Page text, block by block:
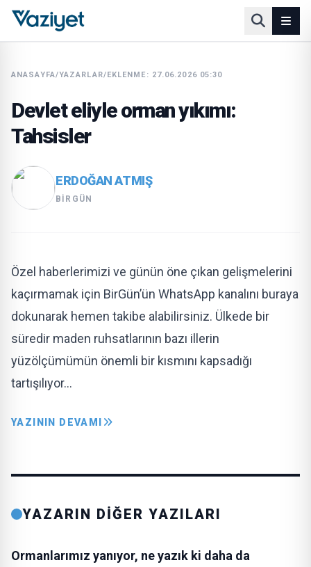
ANASAYFA/YAZARLAR/EKLENME: 27.06.2026 05:30
Devlet eliyle orman yıkımı:
Tahsisler
ERDOĞAN ATMIŞ
BIRGÜN
Özel haberlerimizi ve günün öne çıkan gelişmelerini
kaçırmamak için BirGün’ün WhatsApp kanalını buraya
dokunarak hemen takibe alabilirsiniz. Ülkede bir
süredir maden ruhsatlarının bazı illerin
yüzölçümümün önemli bir kısmını kapsadığı
tartışılıyor…
YAZININ DEVAMI
YAZARIN DİĞER YAZILARI
Ormanlarımız yanıyor, ne yazık ki daha da